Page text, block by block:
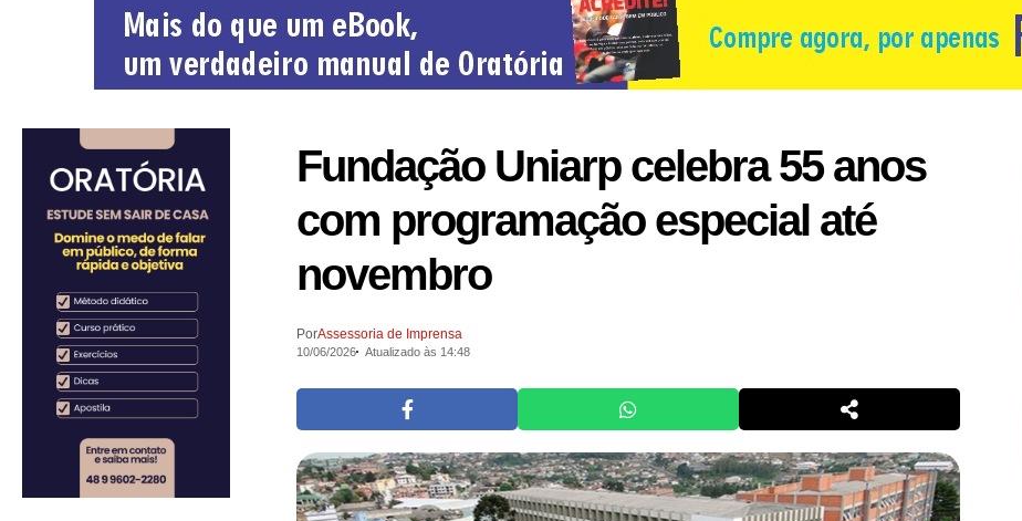
Fundação Uniarp celebra 55 anos
com programação especial até
novembro
PorAssessoria de Imprensa
10/06/2026 Atualizado às 14:48